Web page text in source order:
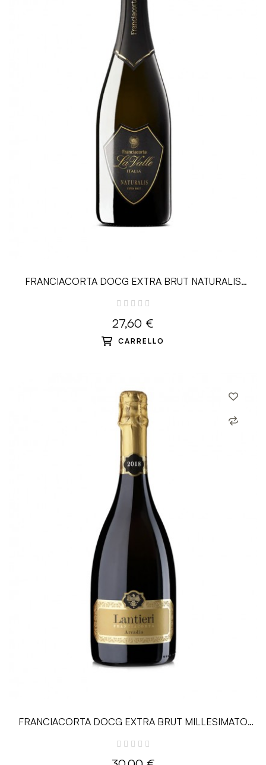
FRANCIACORTA DOCG EXTRA BRUT NATURALIS
27,60 €
CARRELLO
FRANCIACORTA DOCG EXTRA BRUT MILLESIMATO